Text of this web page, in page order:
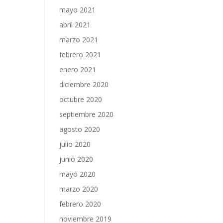
mayo 2021
abril 2021
marzo 2021
febrero 2021
enero 2021
diciembre 2020
octubre 2020
septiembre 2020
agosto 2020
julio 2020
junio 2020
mayo 2020
marzo 2020
febrero 2020
noviembre 2019